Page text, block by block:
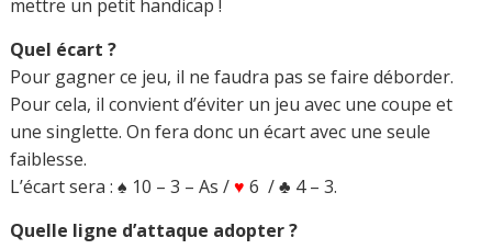
mettre un petit handicap !
Quel écart ?
Pour gagner ce jeu, il ne faudra pas se faire déborder.
Pour cela, il convient d’éviter un jeu avec une coupe et
une singlette. On fera donc un écart avec une seule
faiblesse.
L’écart sera : ♠ 10 – 3 – As /♥ 6 / ♣ 4 – 3.
Quelle ligne d’attaque adopter ?